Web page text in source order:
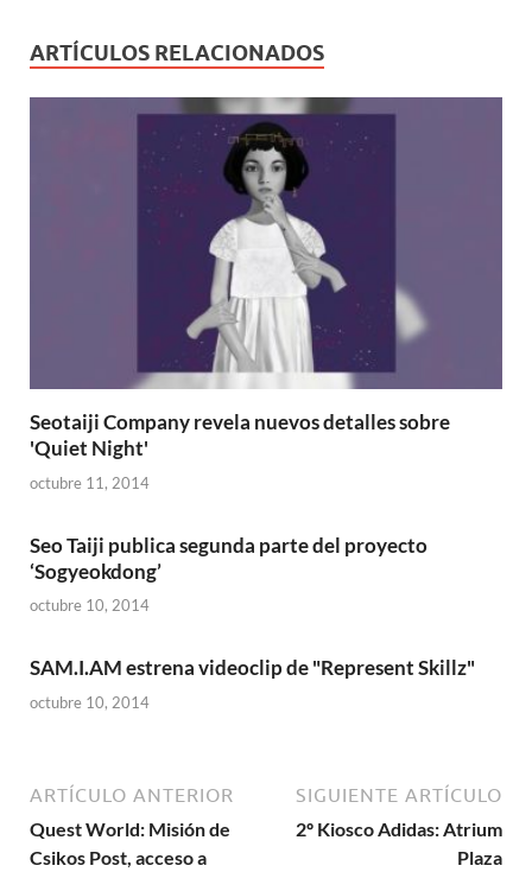
ARTÍCULOS RELACIONADOS
Seotaiji Company revela nuevos detalles sobre
'Quiet Night'
octubre 11, 2014
Seo Taiji publica segunda parte del proyecto
‘Sogyeokdong’
octubre 10, 2014
SAM.I.AM estrena videoclip de "Represent Skillz"
octubre 10, 2014
ARTÍCULO ANTERIOR
Quest World: Misión de
Csikos Post, acceso a
SIGUIENTE ARTÍCULO
2º Kiosco Adidas: Atrium
Plaza